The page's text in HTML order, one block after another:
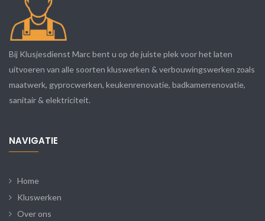
Bij Klusjesdienst Marc bent u op de juiste plek voor het laten
uitvoeren van alle soorten kluswerken & verbouwingswerken zoals
maatwerk, gyprocwerken, keukenrenovatie, badkamerrenovatie,
sanitair & elektriciteit.
NAVIGATIE
Home
Kluswerken
Over ons